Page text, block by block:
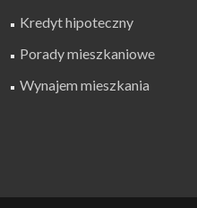
Kredyt hipoteczny
Porady mieszkaniowe
Wynajem mieszkania